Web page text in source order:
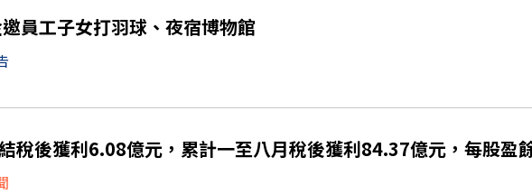
員工子女打羽球、夜宿博物館
稅後獲利6.08億元，累計一至八月稅後獲利84.37億元，每股盈